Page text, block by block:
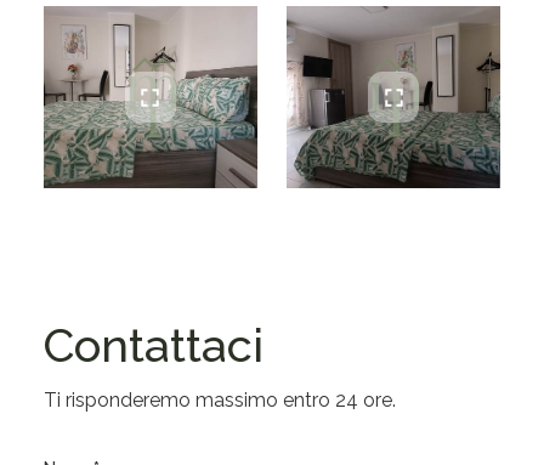
Contattaci
Ti risponderemo massimo entro 24 ore.